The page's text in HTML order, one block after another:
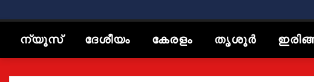
ന്യൂസ് ദേശീയം കേരളം തൃശൂർ